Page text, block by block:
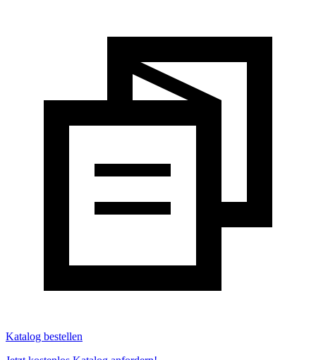
Katalog bestellen